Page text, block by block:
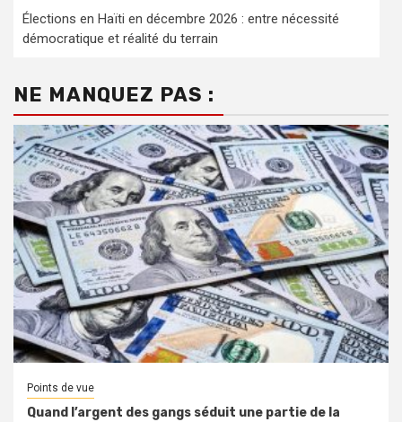
Élections en Haïti en décembre 2026 : entre nécessité
démocratique et réalité du terrain
NE MANQUEZ PAS :
Points de vue
Quand l’argent des gangs séduit une partie de la